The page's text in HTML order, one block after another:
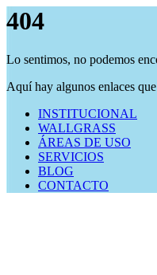
404
Lo sentimos, no podemos
Aquí hay algunos enlaces
INSTITUCIONAL
WALLGRASS
ÁREAS DE USO
SERVICIOS
BLOG
CONTACTO